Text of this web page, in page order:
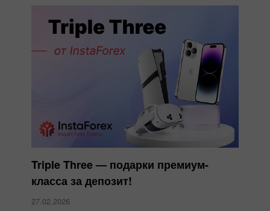
Triple Three — подарки премиум-
класса за депозит!
27.02.2026